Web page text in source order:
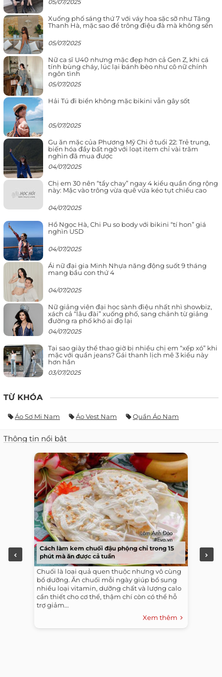
05/07/2025
Xuống phố sáng thứ 7 với váy hoa sặc sỡ như Tăng
Thanh Hà, mặc sao để trông điệu đà mà không sến
05/07/2025
Nữ ca sĩ U40 nhưng mặc đẹp hơn cả Gen Z, khi cá
tính bùng cháy, lúc lại bánh bèo như cô nữ chính
ngôn tình
05/07/2025
Hải Tú đi biển không mặc bikini vẫn gây sốt
05/07/2025
Gu ăn mặc của Phương Mỹ Chi ở tuổi 22: Trẻ trung,
biến hóa đầy bất ngờ với loạt item chỉ vài trăm
nghìn đã mua được
04/07/2025
Chị em 30 nên “tẩy chay” ngay 4 kiểu quần ống rộng
này: Mặc vào trông vừa quê vừa kéo tụt chiều cao
04/07/2025
Hồ Ngọc Hà, Chi Pu so body với bikini “tí hon” giá
nghìn USD
04/07/2025
Ái nữ đại gia Minh Nhựa năng động suốt 9 tháng
mang bầu con thứ 4
04/07/2025
Nữ giảng viên đại học sành điệu nhất nhì showbiz,
xách cả “lâu đài” xuống phố, sang chảnh từ giảng
đường ra phố khó ai đọ lại
04/07/2025
Tại sao giày thể thao giờ bị nhiều chị em “xếp xó” khi
mặc với quần jeans? Gái thanh lịch mê 3 kiểu này
hơn hẳn
03/07/2025
TỪ KHÓA
Áo Sơ Mi Nam Áo Vest Nam Quần Áo Nam
Thông tin nổi bật
Cách làm kem chuối đậu phộng chỉ trong 15
phút mà ăn được cả tuần
Chuối là loại quả quen thuộc nhưng vô cùng
bổ dưỡng. Ăn chuối mỗi ngày giúp bổ sung
nhiều loại vitamin, dưỡng chất và lượng calo
cần thiết cho cơ thể, thậm chí còn có thể hỗ
trợ giảm...
Xem thêm